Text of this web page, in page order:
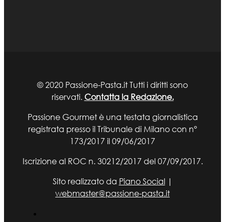
© 2020 Passione-Pasta.it Tutti i diritti sono
riservati. Contatta la Redazione.
Passione Gourmet è una testata giornalistica
registrata presso il Tribunale di Milano con n°
173/2017 il 09/06/2017
Iscrizione al ROC n. 30212/2017 del 07/09/2017.
Sito realizzato da Piano Social|
webmaster@passione-pasta.it